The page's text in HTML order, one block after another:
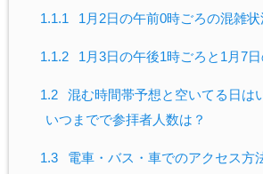
1.1.1 1月2日の午前0時ごろの混雑状
1.1.2 1月3日の午後1時ごろと1月7
1.2
混む時間帯予想と空いてる日は
いつまでで参拝者人数は？
1.3
電車・バス・車でのアクセス方